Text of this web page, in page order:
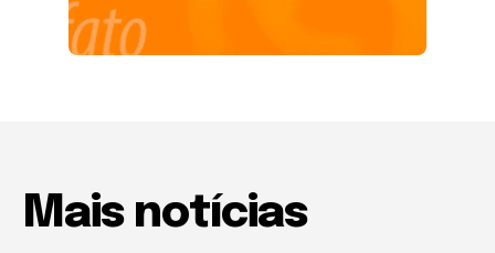
Mais notícias